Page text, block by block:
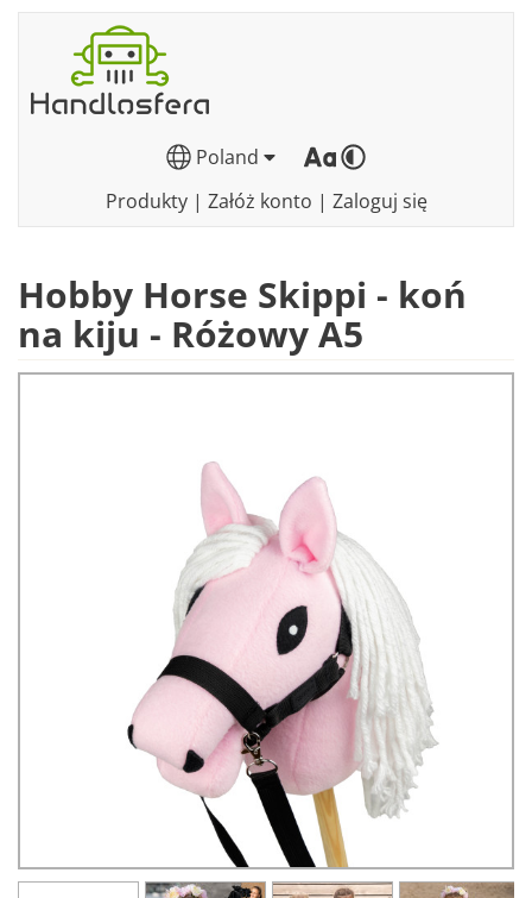
Poland
Produkty| Załóż konto | Zaloguj się
Hobby Horse Skippi - koń
na kiju - Różowy A5